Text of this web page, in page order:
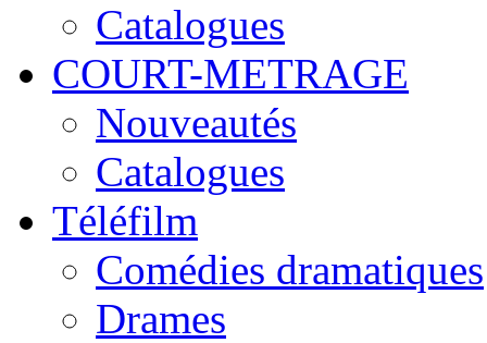
Catalogues
COURT-METRAGE
Nouveautés
Catalogues
Téléfilm
Comédies dramatiques
Drames